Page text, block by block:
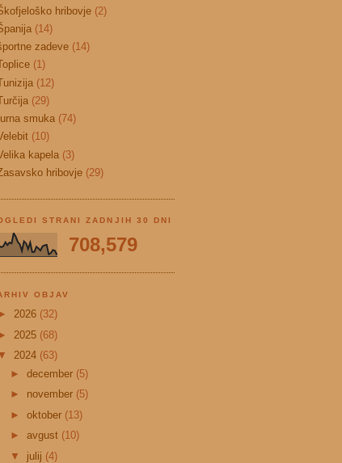
hribovje (2)
(14)
zadeve (14)
(1)
(12)
(29)
smuka (74)
(10)
kapela (3)
hribovje (29)
STRANI ZADNJIH 30 DNI
708,579
OBJAV
2026 (32)
2025 (68)
▼ 2024 (63)
► december (5)
► november (5)
► oktober (13)
► avgust (10)
▼ julij (4)